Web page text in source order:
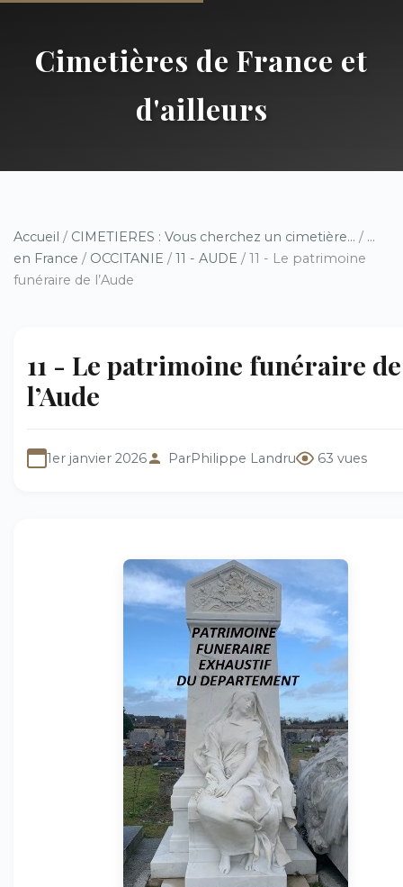
Cimetières de France et
d'ailleurs
Accueil / CIMETIERES : Vous cherchez un cimetière... / ...
en France / OCCITANIE / 11 - AUDE / 11 - Le patrimoine
funéraire de l’Aude
11 - Le patrimoine funéraire de
l’Aude
1er janvier 2026 ParPhilippe Landru 63 vues